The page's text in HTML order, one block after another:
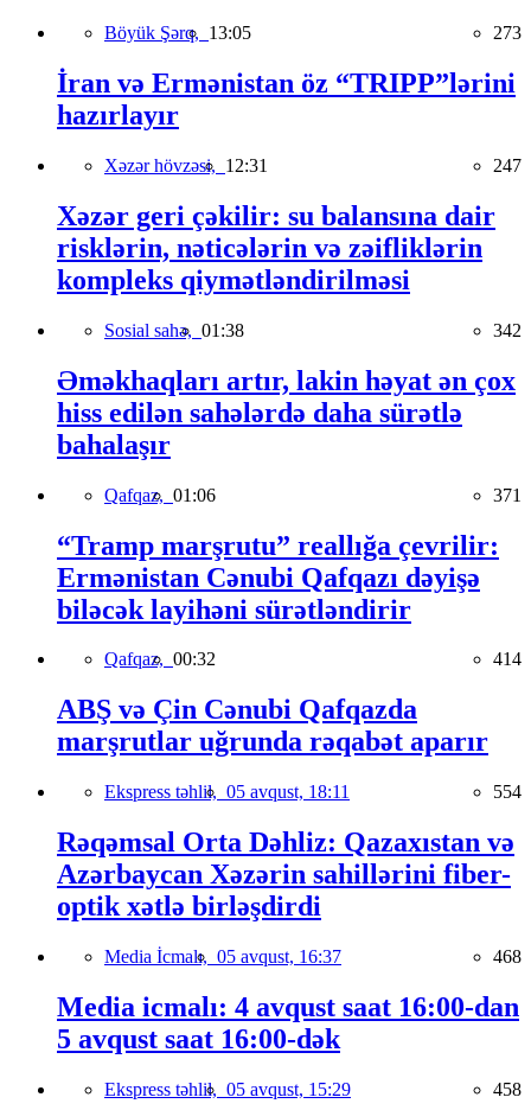
Böyük Şərq, 13:05 273
İran və Ermənistan öz “TRIPP”lərini
hazırlayır
Xəzər hövzəsi, 12:31 247
Xəzər geri çəkilir: su balansına dair
risklərin, nəticələrin və zəifliklərin
kompleks qiymətləndirilməsi
Sosial sahə, 01:38 342
Əməkhaqları artır, lakin həyat ən çox
hiss edilən sahələrdə daha sürətlə
bahalaşır
Qafqaz, 01:06 371
“Tramp marşrutu” reallığa çevrilir:
Ermənistan Cənubi Qafqazı dəyişə
biləcək layihəni sürətləndirir
Qafqaz, 00:32 414
ABŞ və Çin Cənubi Qafqazda
marşrutlar uğrunda rəqabət aparır
Ekspress təhlil, 05 avqust, 18:11 554
Rəqəmsal Orta Dəhliz: Qazaxıstan və
Azərbaycan Xəzərin sahillərini fiber-
optik xətlə birləşdirdi
Media İcmalı, 05 avqust, 16:37 468
Media icmalı: 4 avqust saat 16:00-dan
5 avqust saat 16:00-dək
Ekspress təhlil, 05 avqust, 15:29 458